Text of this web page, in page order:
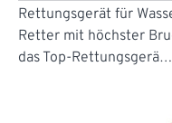
Rettungsgerät für
Retter mit höchster
das Top-Rettungsgerä…